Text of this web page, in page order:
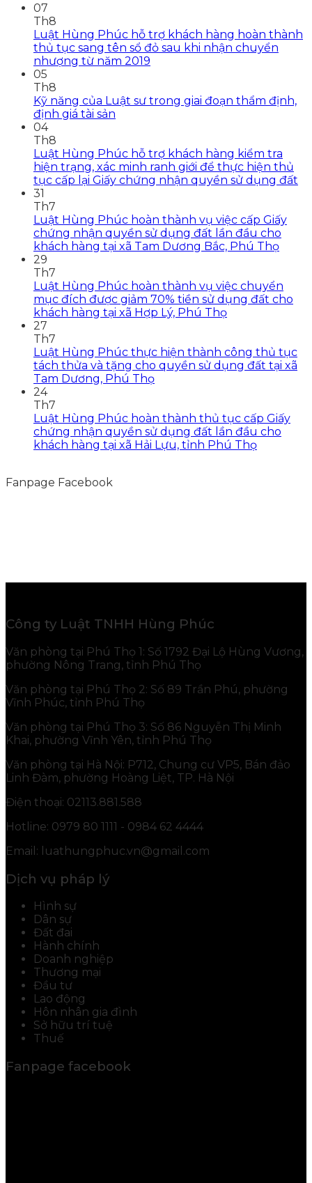
07
Th8
Luật Hùng Phúc hỗ trợ khách hàng hoàn thành
thủ tục sang tên sổ đỏ sau khi nhận chuyển
nhượng từ năm 2019
05
Th8
Kỹ năng của Luật sư trong giai đoạn thẩm định,
định giá tài sản
04
Th8
Luật Hùng Phúc hỗ trợ khách hàng kiểm tra
hiện trạng, xác minh ranh giới để thực hiện thủ
tục cấp lại Giấy chứng nhận quyền sử dụng đất
31
Th7
Luật Hùng Phúc hoàn thành vụ việc cấp Giấy
chứng nhận quyền sử dụng đất lần đầu cho
khách hàng tại xã Tam Dương Bắc, Phú Thọ
29
Th7
Luật Hùng Phúc hoàn thành vụ việc chuyển
mục đích được giảm 70% tiền sử dụng đất cho
khách hàng tại xã Hợp Lý, Phú Thọ
27
Th7
Luật Hùng Phúc thực hiện thành công thủ tục
tách thửa và tặng cho quyền sử dụng đất tại xã
Tam Dương, Phú Thọ
24
Th7
Luật Hùng Phúc hoàn thành thủ tục cấp Giấy
chứng nhận quyền sử dụng đất lần đầu cho
khách hàng tại xã Hải Lựu, tỉnh Phú Thọ
Fanpage Facebook
Công ty Luật TNHH Hùng Phúc
Văn phòng tại Phú Thọ 1: Số 1792 Đại Lộ Hùng Vương,
phường Nông Trang, tỉnh Phú Thọ
Văn phòng tại Phú Thọ 2: Số 89 Trần Phú, phường
Vĩnh Phúc, tỉnh Phú Thọ
Văn phòng tại Phú Thọ 3: Số 86 Nguyễn Thị Minh
Khai, phường Vĩnh Yên, tỉnh Phú Thọ
Văn phòng tại Hà Nội: P712, Chung cư VP5, Bán đảo
Linh Đàm, phường Hoàng Liệt, TP. Hà Nội
Điện thoại: 02113.881.588
Hotline: 0979 80 1111 - 0984 62 4444
Email: luathungphuc.vn@gmail.com
Dịch vụ pháp lý
Hình sự
Dân sự
Đất đai
Hành chính
Doanh nghiệp
Thương mại
Đầu tư
Lao động
Hôn nhân gia đình
Sở hữu trí tuệ
Thuế
Fanpage facebook